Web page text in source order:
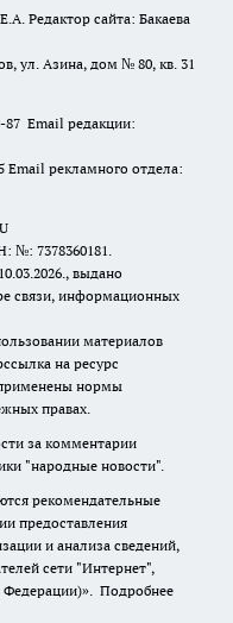
Редактор сайта: Бакаева
ул. Азина, дом № 80, кв. 31
87 Email редакции:
Email рекламного отдела:
№: 7378360181.
выдано
связи, информационных
материалов
на ресурс
нормы
правах.
за комментарии
"народные новости".
рекомендательные
предоставления
и анализа сведений,
сети "Интернет",
Федерации)». Подробнее